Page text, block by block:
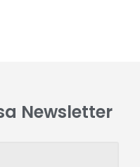
Newsletter